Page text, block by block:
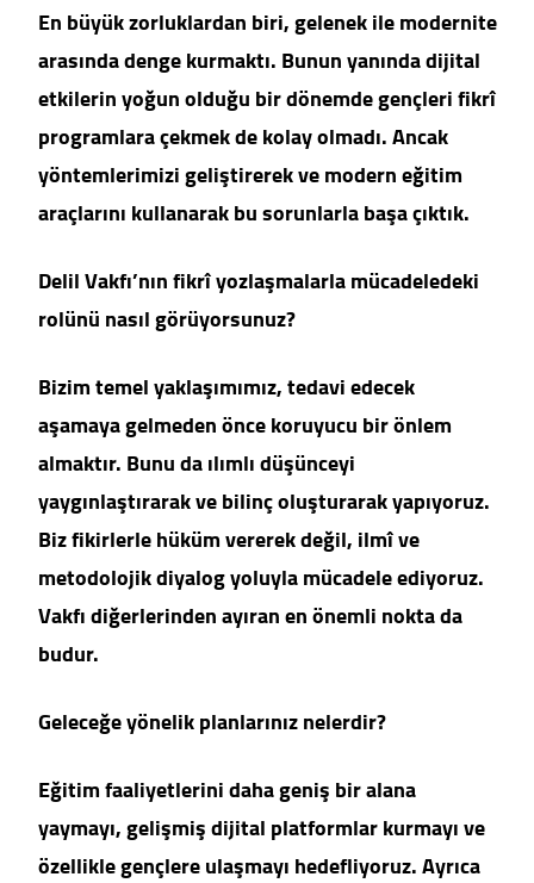
En büyük zorluklardan biri, gelenek ile modernite
arasında denge kurmaktı. Bunun yanında dijital
etkilerin yoğun olduğu bir dönemde gençleri fikrî
programlara çekmek de kolay olmadı. Ancak
yöntemlerimizi geliştirerek ve modern eğitim
araçlarını kullanarak bu sorunlarla başa çıktık.
Delil Vakfı’nın fikrî yozlaşmalarla mücadeledeki
rolünü nasıl görüyorsunuz?
Bizim temel yaklaşımımız, tedavi edecek
aşamaya gelmeden önce koruyucu bir önlem
almaktır. Bunu da ılımlı düşünceyi
yaygınlaştırarak ve bilinç oluşturarak yapıyoruz.
Biz fikirlerle hüküm vererek değil, ilmî ve
metodolojik diyalog yoluyla mücadele ediyoruz.
Vakfı diğerlerinden ayıran en önemli nokta da
budur.
Geleceğe yönelik planlarınız nelerdir?
Eğitim faaliyetlerini daha geniş bir alana
yaymayı, gelişmiş dijital platformlar kurmayı ve
özellikle gençlere ulaşmayı hedefliyoruz. Ayrıca